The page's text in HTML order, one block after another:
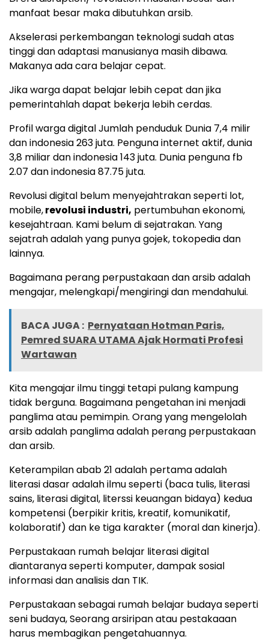
manfaat besar maka dibutuhkan arsib.
Akselerasi perkembangan teknologi sudah atas
tinggi dan adaptasi manusianya masih dibawa.
Makanya ada cara belajar cepat.
Jika warga dapat belajar lebih cepat dan jika
pemerintahlah dapat bekerja lebih cerdas.
Profil warga digital Jumlah penduduk Dunia 7,4 milir
dan indonesia 263 juta. Penguna internet aktif, dunia
3,8 miliar dan indonesia 143 juta. Dunia penguna fb
2.07 dan indonesia 87.75 juta.
Revolusi digital belum menyejahtrakan seperti lot,
mobile,revolusi industri, pertumbuhan ekonomi,
kesejahtraan. Kami belum di sejatrakan. Yang
sejatrah adalah yang punya gojek, tokopedia dan
lainnya.
Bagaimana perang perpustakaan dan arsib adalah
mengajar, melengkapi/mengiringi dan mendahului.
BACA JUGA : Pernyataan Hotman Paris,
Pemred SUARA UTAMA Ajak Hormati Profesi
Wartawan
Kita mengajar ilmu tinggi tetapi pulang kampung
tidak berguna. Bagaimana pengetahan ini menjadi
panglima atau pemimpin. Orang yang mengelolah
arsib adalah panglima adalah perang perpustakaan
dan arsib.
Keterampilan abab 21 adalah pertama adalah
literasi dasar adalah ilmu seperti (baca tulis, literasi
sains, literasi digital, literssi keuangan bidaya) kedua
kompetensi (berpikir kritis, kreatif, komunikatif,
kolaboratif) dan ke tiga karakter (moral dan kinerja).
Perpustakaan rumah belajar literasi digital
diantaranya seperti komputer, dampak sosial
informasi dan analisis dan TIK.
Perpustakaan sebagai rumah belajar budaya seperti
seni budaya, Seorang arsiripan atau pestakaaan
harus membagikan pengetahuannya.